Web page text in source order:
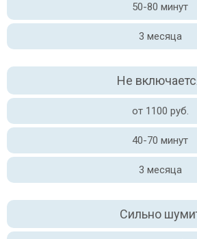
50-80 минут
3 месяца
Не
от 1100 руб.
40-70 минут
3 месяца
Сильно